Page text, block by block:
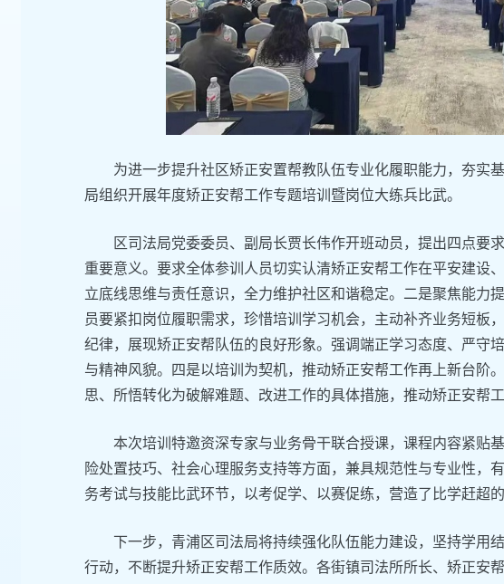
为进一步提升社区矫正安置帮教队伍专业化履职能力，夯实
局组织开展年度矫正安帮工作专题培训暨岗位大练兵比武。
区司法局党委委员、副局长贾长伟作开班动员，提出四点要
重要意义。要求全体参训人员切实认清矫正安帮工作在平安建设
立底线思维与责任意识，全力维护社区和谐稳定。二是聚焦能力
员要紧扣岗位履职需求，珍惜培训学习机会，主动补齐业务短板
纪律，展现矫正安帮队伍的良好形象。强调端正学习态度、严守
与精神风貌。四是以培训为契机，推动矫正安帮工作再上新台阶
思、所悟转化为破解难题、改进工作的具体措施，推动矫正安帮
本次培训特邀资深专家与业务骨干联合授课，课程内容紧贴
险处置技巧、社会心理服务支持等方面，兼具规范性与专业性，
务考试与技能比武环节，以考促学、以赛促练，营造了比学赶超的
下一步，青浦区司法局将持续强化队伍能力建设，坚持学用
行动，不断提升矫正安帮工作质效。 各街镇司法所所长、矫正安